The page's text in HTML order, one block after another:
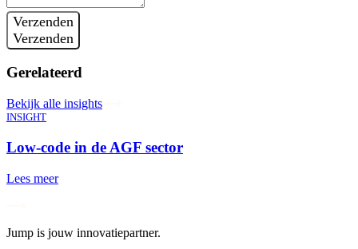
Verzenden
Verzenden
Gerelateerd
Bekijk alle insights
INSIGHT
Low-code in de AGF sector
Lees meer
Jump is jouw innovatiepartner.